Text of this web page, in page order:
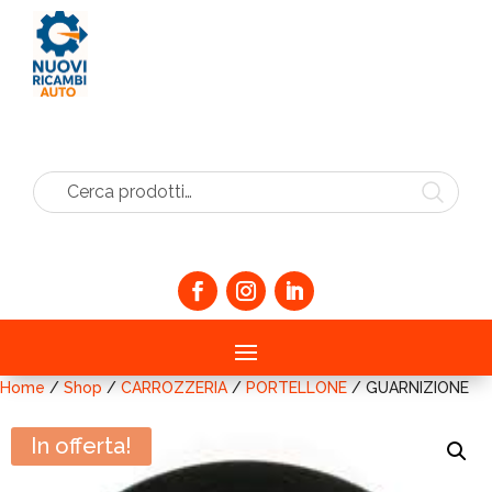
Cerca prodotti…
Home / Shop / CARROZZERIA/ PORTELLONE / GUARNIZIONE
In offerta!